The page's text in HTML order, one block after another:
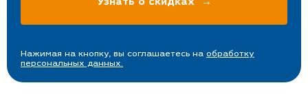
Нажимая на кнопку, вы соглашаетесь на обработку
персональных данных.